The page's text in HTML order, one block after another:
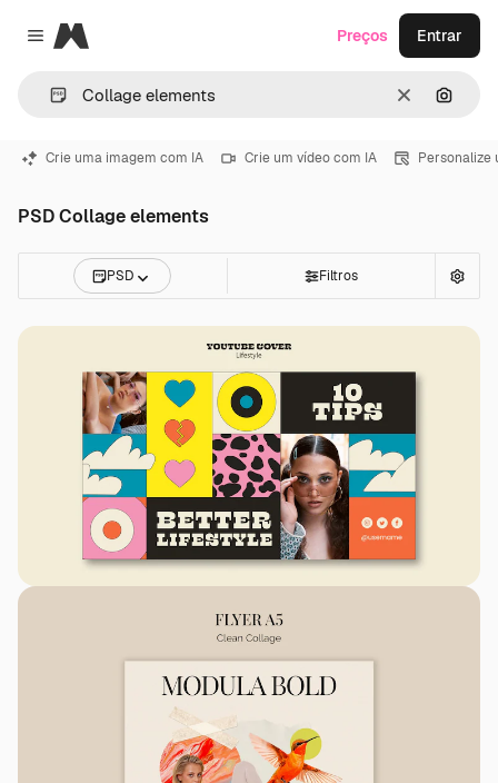
Close menu
Magnific
Limpar
Preços Entrar
Crie uma imagem com IA Crie um vídeo com IA Personalize
PSD Collage elements
PSD Filtros